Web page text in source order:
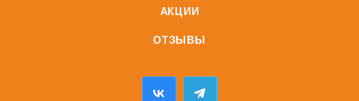
АКЦИИ
ОТЗЫВЫ